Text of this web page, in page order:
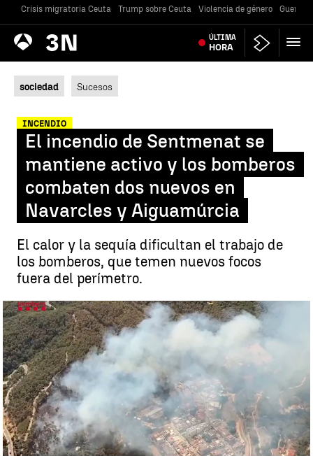
Crisis migratoria Ceuta Trump sobre Ceuta Violencia de género Guerra
Antena
3 Noticias ÚLTIMA
HORA
sociedad Sucesos
INCENDIO
El incendio de Sentmenat se
mantiene activo y los bomberos
combaten dos nuevos en
Navarcles y Aiguamúrcia
El calor y la sequía dificultan el trabajo de
los bomberos, que temen nuevos focos
fuera del perímetro.
El incendio de Sentmenat se mantiene activo y los bomberos
combaten dos nuevos en Navarcles y Aiguamúrcia |Antena 3
Alejandro Lorente | Blanca Escriche
Publicado:08 de julio de 2026, 12:41